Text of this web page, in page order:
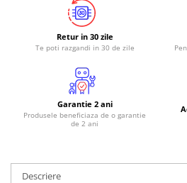
Componente
Condensatoare
Retur in 30 zile
Te poti razgandi in 30 de zile
Garantie 2 ani
Produsele beneficiaza de o garantie
de 2 ani
Descriere